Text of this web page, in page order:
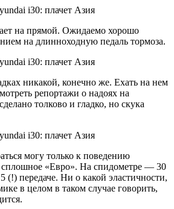
на прямой. Ожидаемо хорошо
на длинноходную педаль тормоза.
никакой, конечно же. Ехать на нем
репортажи о надоях на
толково и гладко, но скука
могу только к поведению
«Евро». На спидометре — 30
(!) передаче. Ни о какой эластичности,
в целом в таком случае говорить,